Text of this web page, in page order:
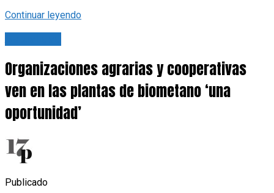
Continuar leyendo
Organizaciones agrarias y cooperativas
ven en las plantas de biometano ‘una
oportunidad’
Publicado